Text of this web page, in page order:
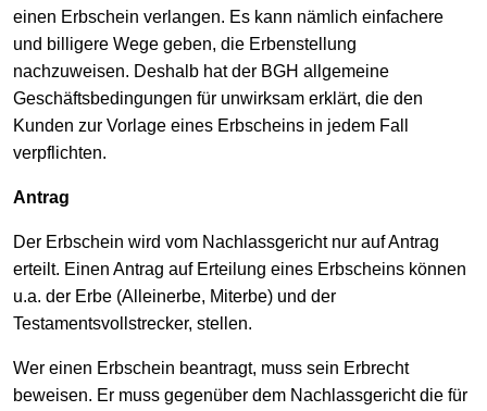
einen Erbschein verlangen. Es kann nämlich einfachere
und billigere Wege geben, die Erbenstellung
nachzuweisen. Deshalb hat der BGH allgemeine
Geschäftsbedingungen für unwirksam erklärt, die den
Kunden zur Vorlage eines Erbscheins in jedem Fall
verpflichten.
Antrag
Der Erbschein wird vom Nachlassgericht nur auf Antrag
erteilt. Einen Antrag auf Erteilung eines Erbscheins können
u.a. der Erbe (Alleinerbe, Miterbe) und der
Testamentsvollstrecker, stellen.
Wer einen Erbschein beantragt, muss sein Erbrecht
beweisen. Er muss gegenüber dem Nachlassgericht die für